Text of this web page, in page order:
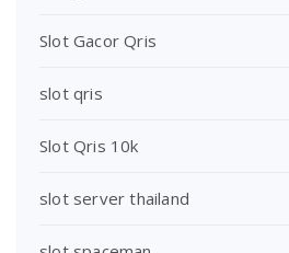
Slot Gacor Qris
slot qris
Slot Qris 10k
slot server thailand